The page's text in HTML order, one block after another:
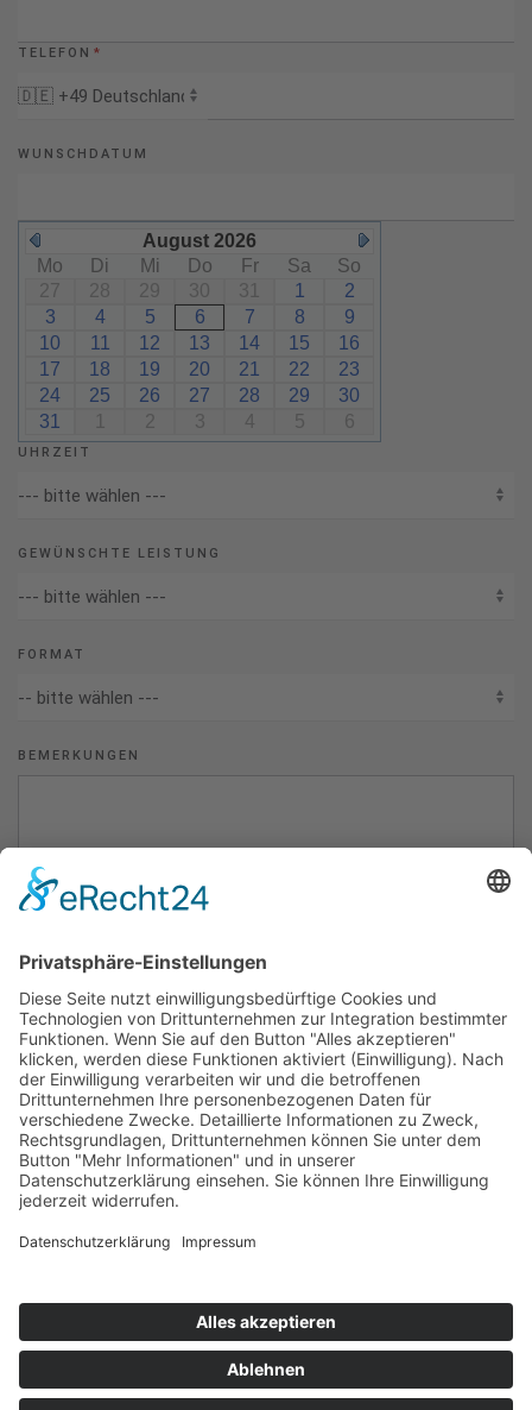
TELEFON *
WUNSCHDATUM
August 2026
Mo
Di Mi Do Fr Sa
So
27
28 29 30 31 1
2
3
4 5 6 7 8
9
10
11 12 13 14 15
16
17
18 19 20 21 22
23
24
25 26 27 28 29
30
31
2 3 4 5 6
UHRZEIT
GEWÜNSCHTE LEISTUNG
FORMAT
BEMERKUNGEN
unsere Datenschutzerklärung gelesen hast und dich damit
einverstanden erklärst. Diese Einwilligung kann jederzeit
widerrufen werden.
ANFRAGE SENDEN
Impressum Datenschutz
Termin